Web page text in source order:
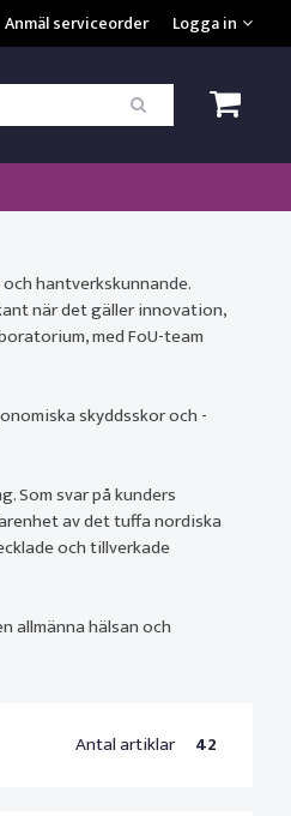
Anmäl serviceorder Logga in
hantverkskunnande.
när det gäller innovation,
med FoU-team
skyddsskor och -
Som svar på kunders
av det tuffa nordiska
och tillverkade
allmänna hälsan och
Antal artiklar 42